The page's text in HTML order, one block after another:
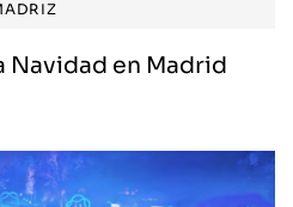
Navidad en Madrid